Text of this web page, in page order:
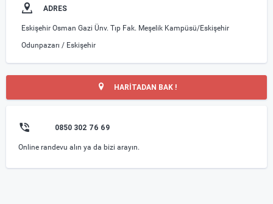
ADRES
Eskişehir Osman Gazi Ünv. Tıp Fak. Meşelik Kampüsü/Eskişehir
Odunpazarı / Eskişehir
HARİTADAN BAK !
0850 302 76 69
Online randevu alın ya da bizi arayın.